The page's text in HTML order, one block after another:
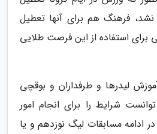
نشد، فرهنگ هم برای آنها تعطیل
استفاده از این فرصت طلایی
لیدرها و طرفداران و بوقچی
شرایط را برای انجام امور
ادامه مسابقات لیگ نوزدهم و یا